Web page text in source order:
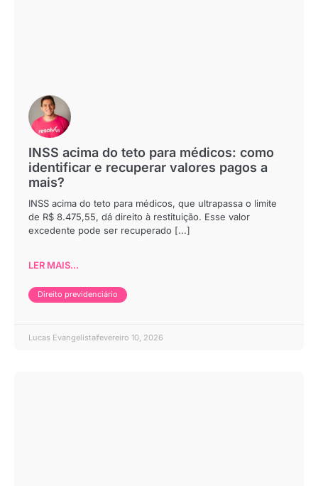
INSS acima do teto para médicos: como
identificar e recuperar valores pagos a
mais?
INSS acima do teto para médicos, que ultrapassa o limite
de R$ 8.475,55, dá direito à restituição. Esse valor
excedente pode ser recuperado [...]
LER MAIS...
Direito previdenciário
Lucas Evangelistafevereiro 10, 2026